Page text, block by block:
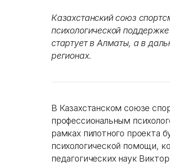
Казахстанский союз
психологической
стартует в Алматы, а в
регионах.
В Казахстанском союзе
профессиональным
рамках пилотного проекта
психологической помощи,
педагогических наук